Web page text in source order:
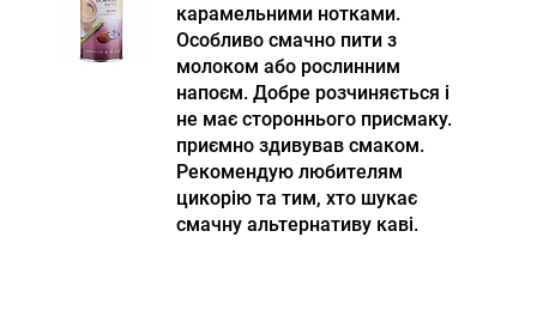
карамельними нотками.
Особливо смачно пити з
молоком або рослинним
напоєм. Добре розчиняється і
не має стороннього присмаку.
приємно здивував смаком.
Рекомендую любителям
цикорію та тим, хто шукає
смачну альтернативу каві.